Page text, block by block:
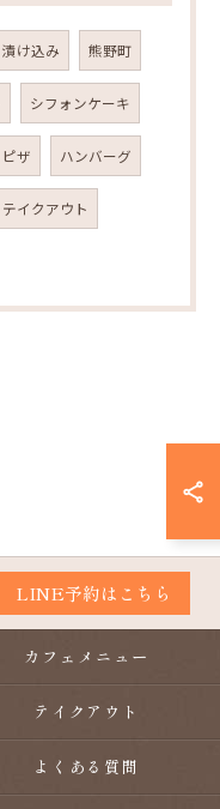
漬け込み 熊野町
シフォンケーキ
ピザ ハンバーグ
テイクアウト
LINE予約はこちら
カフェメニュー
テイクアウト
よくある質問